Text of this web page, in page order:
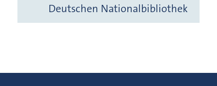
Deutschen Nationalbibliothek